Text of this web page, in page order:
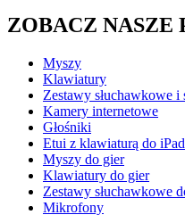
ZOBACZ NASZE
Myszy
Klawiatury
Zestawy słuchawkowe i
Kamery internetowe
Głośniki
Etui z klawiaturą do
Myszy do gier
Klawiatury do gier
Zestawy słuchawkowe
Mikrofony